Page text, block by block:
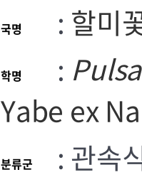
국명 : 할미
학명 :
Yabe ex
분류군 : 관속